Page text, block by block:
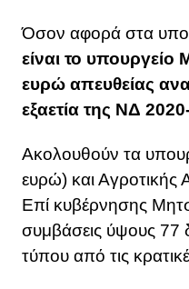
Όσον αφορά στα
είναι το
ευρώ απευθείας
εξαετία της ΝΔ
Ακολουθούν τα
ευρώ) και Αγροτικής
Επί κυβέρνησης
συμβάσεις ύψους 77
τύπου από τις